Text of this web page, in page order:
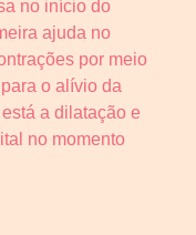
no início do
ajuda no
por meio
o alívio da
a dilatação e
no momento